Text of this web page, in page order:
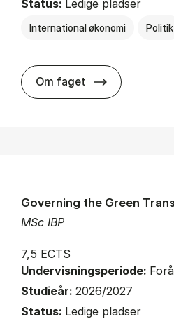
Status: Ledige pladser
International økonomi Politik
Om faget about
MSc IBP
Governing the Green
7,5 ECTS
Undervisningsperiode:
Studieår: 2026/2027
Status: Ledige pladser